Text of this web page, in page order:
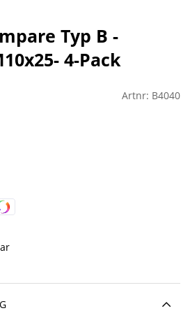
Typ B -
4-Pack
Artnr: B4040